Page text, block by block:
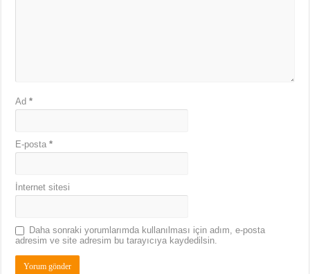
Ad*
E-posta*
İnternet sitesi
Daha sonraki yorumlarımda kullanılması için adım, e-posta
adresim ve site adresim bu tarayıcıya kaydedilsin.